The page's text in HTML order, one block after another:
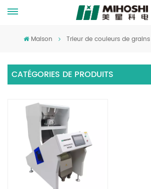
Maison Trieur de couleurs de
CATÉGORIES DE PRODUITS